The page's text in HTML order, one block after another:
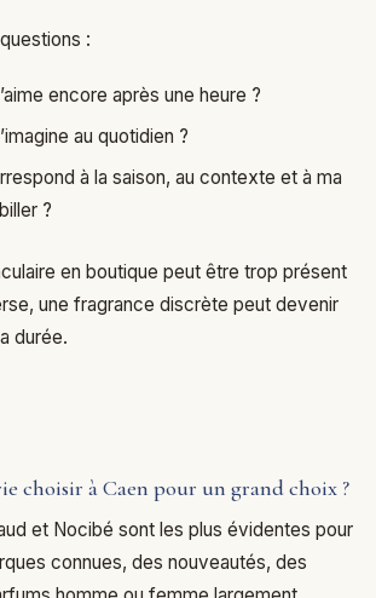
:
encore après une heure ?
au quotidien ?
à la saison, au contexte et à ma
?
en boutique peut être trop présent
une fragrance discrète peut devenir
durée.
choisir à Caen pour un grand choix ?
et Nocibé sont les plus évidentes pour
connues, des nouveautés, des